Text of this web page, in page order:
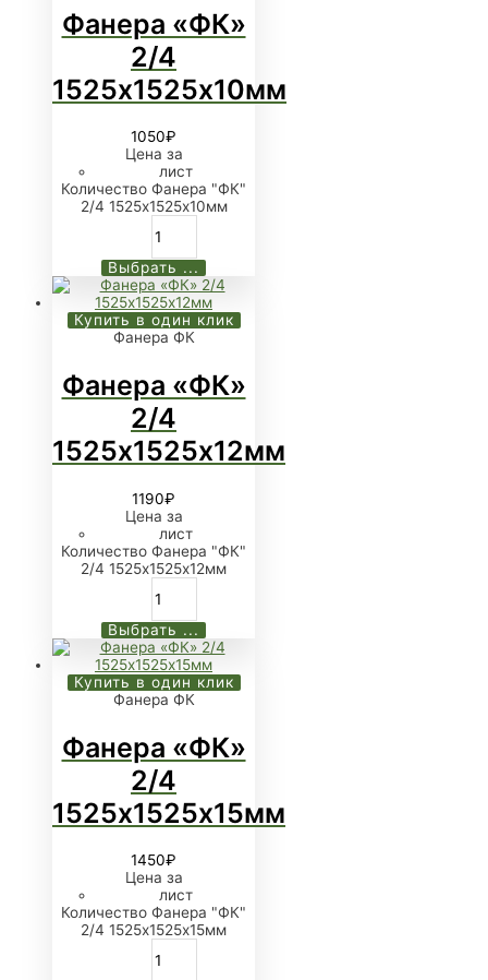
Фанера «ФК»
2/4
1525х1525х10мм
1050₽
Цена за
лист
Количество Фанера "ФК"
2/4 1525х1525х10мм
Выбрать ...
Купить в один клик
Фанера ФК
Фанера «ФК»
2/4
1525х1525х12мм
1190₽
Цена за
лист
Количество Фанера "ФК"
2/4 1525х1525х12мм
Выбрать ...
Купить в один клик
Фанера ФК
Фанера «ФК»
2/4
1525х1525х15мм
1450₽
Цена за
лист
Количество Фанера "ФК"
2/4 1525х1525х15мм